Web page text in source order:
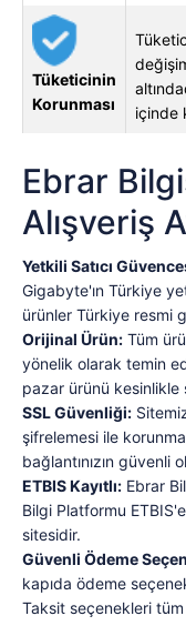
Tüketicinin
Korunması
içinde
Ebrar
Alışveriş
Yetkili Satıcı
Gigabyte'ın Türkiye
ürünler Türkiye resmi
Orijinal Ürün: Tüm
yönelik olarak temin
pazar ürünü kesinlikle
SSL Güvenliği:
şifrelemesi ile
bağlantınızın güvenli
ETBIS Kayıtlı: Ebrar
Bilgi Platformu
sitesidir.
Güvenli Ödeme
kapıda ödeme
Taksit seçenekleri